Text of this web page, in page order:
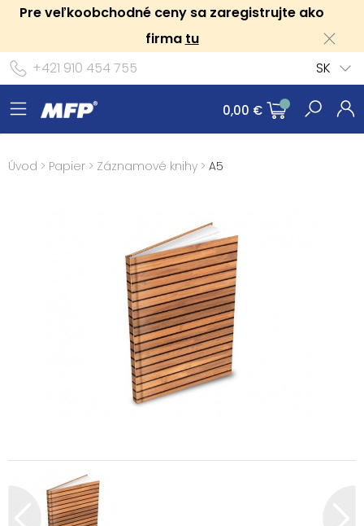
Pre veľkoobchodné ceny sa zaregistrujte ako
firma tu
+421 910 454 755
SK
0,00 €
Úvod > Papier > Záznamové knihy > A5